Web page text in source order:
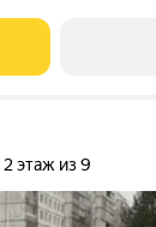
16 000
2 этаж из 9